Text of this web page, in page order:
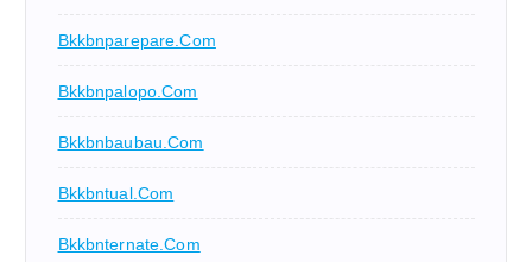
Bkkbnparepare.com
Bkkbnpalopo.com
Bkkbnbaubau.com
Bkkbntual.com
Bkkbnternate.com